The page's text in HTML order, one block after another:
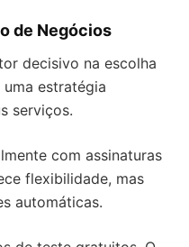
de Negócios
decisivo na escolha
estratégia
serviços.
com assinaturas
flexibilidade, mas
automáticas.